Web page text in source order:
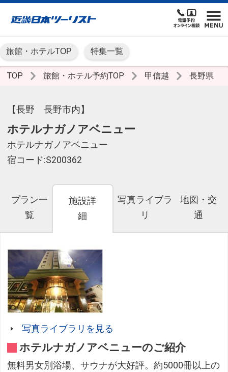
旅館・ホテルTOP 特集一覧
TOP 旅館・ホテル予約TOP 甲信越 長野県
【長野 長野市内】
ホテルナガノアベニュー
ホテルナガノアベニュー
宿コード:S200362
プラン一
覧
施設詳
細
写真ライブラ
リ
地図・交
通
写真ライブラリを見る
ホテルナガノアベニューのご紹介
無料男女別浴場、サウナが大好評。約5000冊以上の